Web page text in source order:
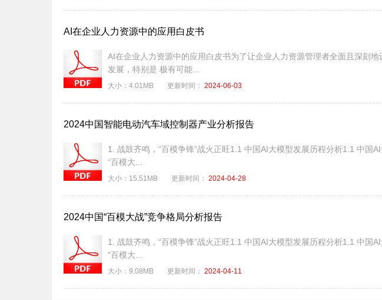
AI在企业人力资源中的应用白皮书
AI在企业人力资源中的应用白皮书为了让企业人力资源管理者全面且深刻
发展，特别是 极有可能...
大小： 4.01MB 更新时间： 2024-06-03
2024中国智能电动汽车域控制器产业分析报告
1. 战鼓齐鸣，“百模争锋”战火正旺1.1 中国AI大模型发展历程分析1.1 中国
“百模大...
大小： 15.51MB 更新时间： 2024-04-28
2024中国“百模大战”竞争格局分析报告
1. 战鼓齐鸣，“百模争锋”战火正旺1.1 中国AI大模型发展历程分析1.1 中国
“百模大...
大小： 9.08MB 更新时间： 2024-04-11